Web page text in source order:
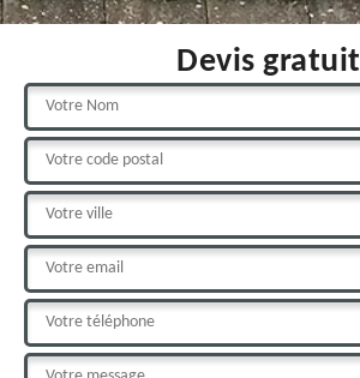
Devis gratuit